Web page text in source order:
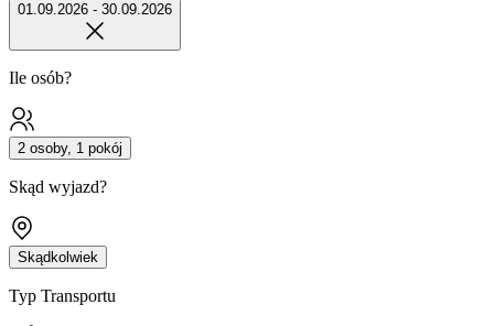
01.09.2026 - 30.09.2026
Ile osób?
2 osoby, 1 pokój
Skąd wyjazd?
Skądkolwiek
Typ Transportu